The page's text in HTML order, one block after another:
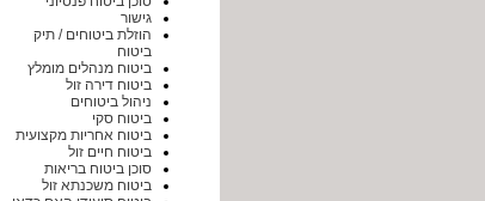
גישור
הוזלת ביטוחים / תיק
ביטוח
ביטוח מנהלים מומלץ
ביטוח דירה זול
ניהול ביטוחים
ביטוח סקי
ביטוח אחריות מקצועית
ביטוח חיים זול
סוכן ביטוח בריאות
ביטוח משכנתא זול